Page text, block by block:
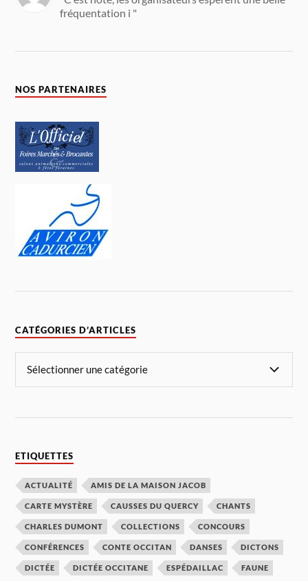
fréquentation i "
NOS PARTENAIRES
CATÉGORIES D’ARTICLES
ETIQUETTES
ACTUALITÉ AMIS DE LA MAISON JACOB
CARTE MYSTÈRE CAUSSES DU QUERCY CHANTS
CHARLES DUMONT COLLECTIONS CONCOURS
CONFÉRENCES CONTE OCCITAN DANSES DICTONS
DICTÉE DICTÉE OCCITANE ESPÉDAILLAC FAUNE